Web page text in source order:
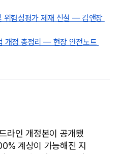
위험성평가 제재 신설 — 김앤장
개정 총정리 — 현장 안전노트
라인 개정본이 공개됐
계상이 가능해진 지